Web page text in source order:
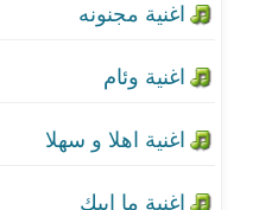
اغنية مين انت
اغنية اكس
اغنية اهلا و
اغنية اهلا و